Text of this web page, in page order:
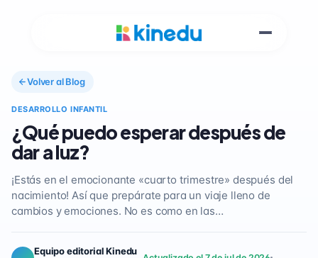
Volver al Blog
DESARROLLO INFANTIL
¿Qué puedo esperar después de
dar a luz?
¡Estás en el emocionante «cuarto trimestre» después del
nacimiento! Así que prepárate para un viaje lleno de
cambios y emociones. No es como en las…
Equipo editorial Kinedu